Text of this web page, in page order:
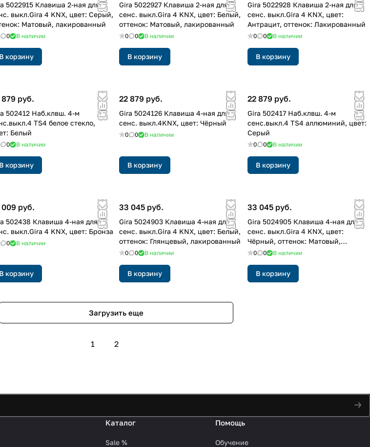
5022915 Клавиша 2-ная для
выкл.Gira 4 KNX, цвет: Серый,
Матовый, лакированный
0 В наличии
В корзину
Gira 5022927 Клавиша 2-ная для
сенс. выкл.Gira 4 KNX, цвет: Белый,
оттенок: Матовый, лакированный
0 0 В наличии
В корзину
Gira 5022928 Клавиша 2-ная для
сенс. выкл.Gira 4 KNX, цвет:
Антрацит, оттенок: Лакированный
0 0 В наличии
В корзину
879 руб.
502412 Наб.клвш. 4-м
TS4 белое стекло,
Белый
0 В наличии
В корзину
22 879 руб.
Gira 5024126 Клавиша 4-ная для
сенс. выкл.4KNX, цвет: Чёрный
0 0 В наличии
В корзину
22 879 руб.
Gira 502417 Наб.клвш. 4-м
сенс.выкл.4 TS4 аллюминий, цвет:
Серый
0 0 В наличии
В корзину
009 руб.
502438 Клавиша 4-ная для
выкл.Gira 4 KNX, цвет: Бронза
0 В наличии
В корзину
33 045 руб.
Gira 5024903 Клавиша 4-ная для
сенс. выкл.Gira 4 KNX, цвет: Белый,
оттенок: Глянцевый, лакированный
0 0 В наличии
В корзину
33 045 руб.
Gira 5024905 Клавиша 4-ная для
сенс. выкл.Gira 4 KNX, цвет:
Чёрный, оттенок: Матовый,
лакированный
0 0 В наличии
В корзину
Загрузить еще
1 2
Каталог
Sale %
Помощь
Обучение